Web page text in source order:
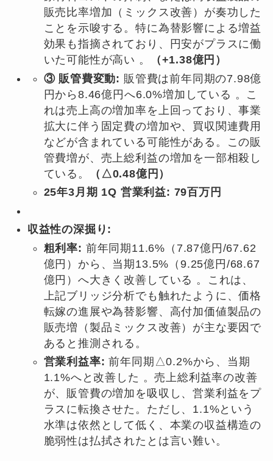
販売比率増加（ミックス改善）が奏功した
ことを示唆する。特に為替影響による増益
効果も指摘されており、円安がプラスに働
いた可能性が高い 。
（+1.38億円）
③ 販管費変動: 販管費は前年同期の7.98億
円から8.46億円へ6.0%増加している 。こ
れは売上高の増加率を上回っており、事業
拡大に伴う固定費の増加や、買収関連費用
などが含まれている可能性がある。この販
管費増が、売上総利益の増加を一部相殺し
ている。
（△0.48億円）
25年3月期 1Q 営業利益: 79百万円
収益性の深掘り:
粗利率: 前年同期11.6%（7.87億円/67.62
億円）から、当期13.5%（9.25億円/68.67
億円）へ大きく改善している 。これは、
上記ブリッジ分析でも触れたように、価格
転嫁の進展や為替影響、高付加価値製品の
販売増（製品ミックス改善）が主な要因で
あると推測される。
営業利益率: 前年同期△0.2%から、当期
1.1%へと改善した 。売上総利益率の改善
が、販管費の増加を吸収し、営業利益をプ
ラスに転換させた。ただし、1.1%という
水準は依然として低く、本業の収益構造の
脆弱性は払拭されたとは言い難い。